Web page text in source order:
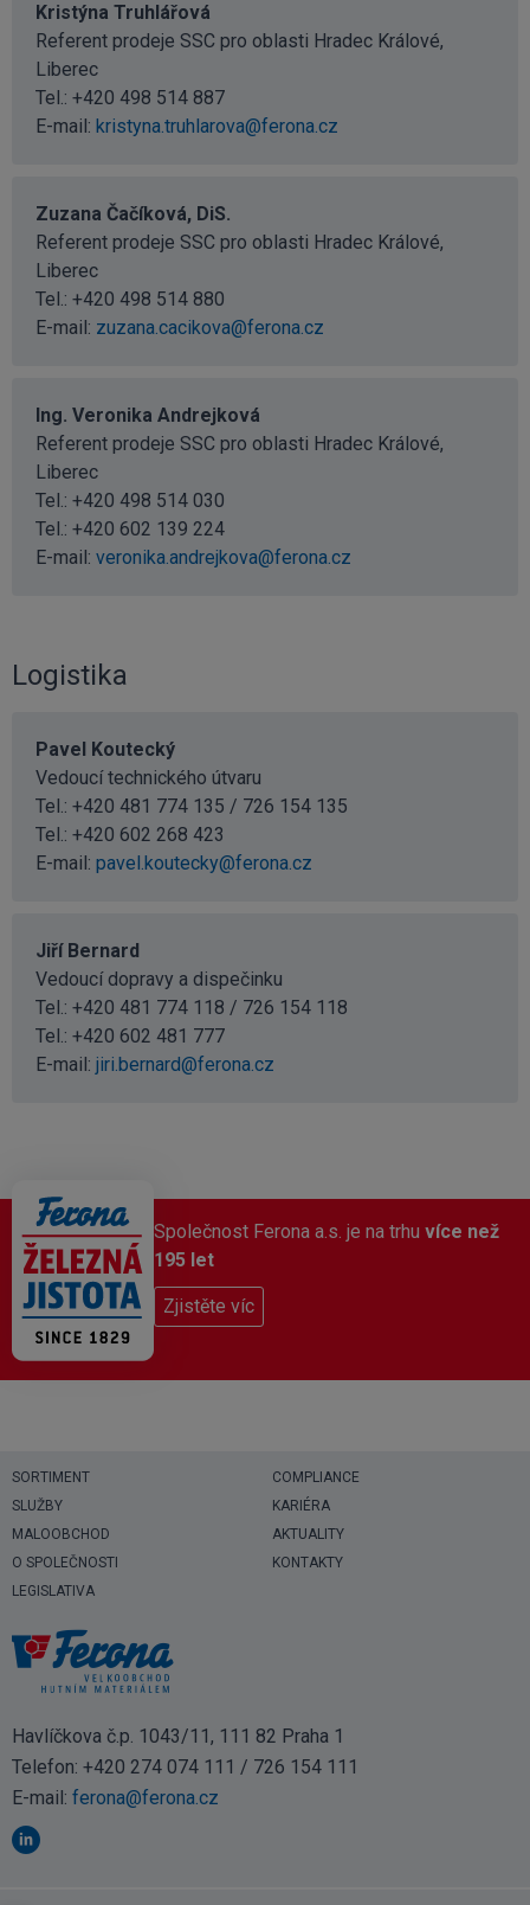
Kristýna Truhlářová
Referent prodeje SSC pro oblasti Hradec Králové,
Liberec
Tel.: +420 498 514 887
E-mail: kristyna.truhlarova@ferona.cz
Zuzana Čačíková, DiS.
Referent prodeje SSC pro oblasti Hradec Králové,
Liberec
Tel.: +420 498 514 880
E-mail: zuzana.cacikova@ferona.cz
Ing. Veronika Andrejková
Referent prodeje SSC pro oblasti Hradec Králové,
Liberec
Tel.: +420 498 514 030
Tel.: +420 602 139 224
E-mail: veronika.andrejkova@ferona.cz
Logistika
Pavel Koutecký
Vedoucí technického útvaru
Tel.: +420 481 774 135 / 726 154 135
Tel.: +420 602 268 423
E-mail: pavel.koutecky@ferona.cz
Jiří Bernard
Vedoucí dopravy a dispečinku
Tel.: +420 481 774 118 / 726 154 118
Tel.: +420 602 481 777
E-mail: jiri.bernard@ferona.cz
Společnost Ferona a.s. je na trhu více než
195 let
Zjistěte víc
SORTIMENT
SLUŽBY
MALOOBCHOD
O SPOLEČNOSTI
LEGISLATIVA
COMPLIANCE
KARIÉRA
AKTUALITY
KONTAKTY
Havlíčkova č.p. 1043/11, 111 82 Praha 1
Telefon: +420 274 074 111 / 726 154 111
E-mail: ferona@ferona.cz